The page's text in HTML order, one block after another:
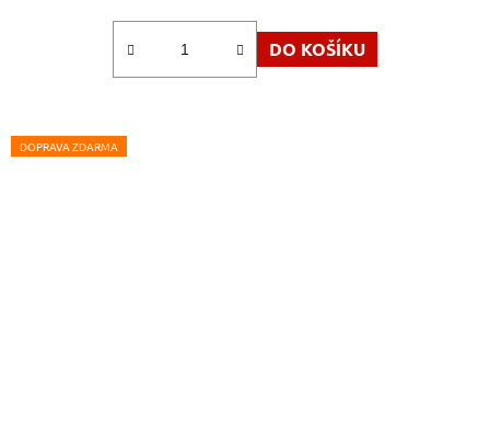
DO KOŠÍKU
DOPRAVA ZDARMA